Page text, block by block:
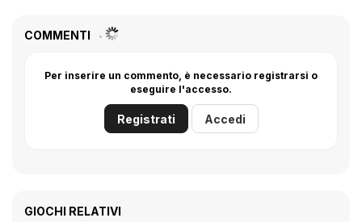
COMMENTI
Per inserire un commento, è necessario registrarsi o
eseguire l'accesso.
Registrati Accedi
GIOCHI RELATIVI